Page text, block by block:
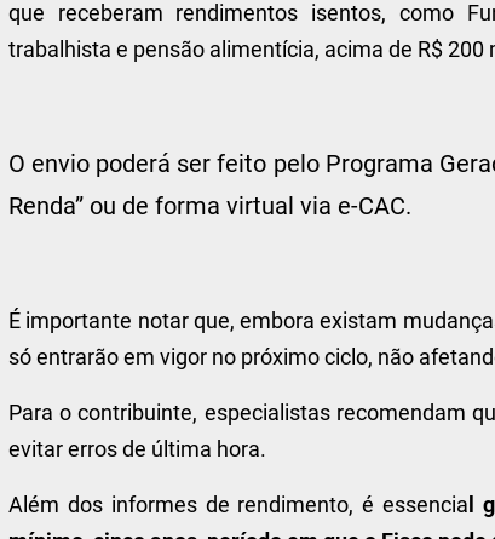
que receberam rendimentos isentos, como
trabalhista e pensão alimentícia, acima de R$ 200
O envio poderá ser feito pelo Programa
Renda” ou de forma virtual via e-CAC.
É importante notar que, embora existam
só entrarão em vigor no próximo ciclo, não
Para o contribuinte, especialistas recomendam
evitar erros de última hora.
Além dos informes de rendimento, é essencia l